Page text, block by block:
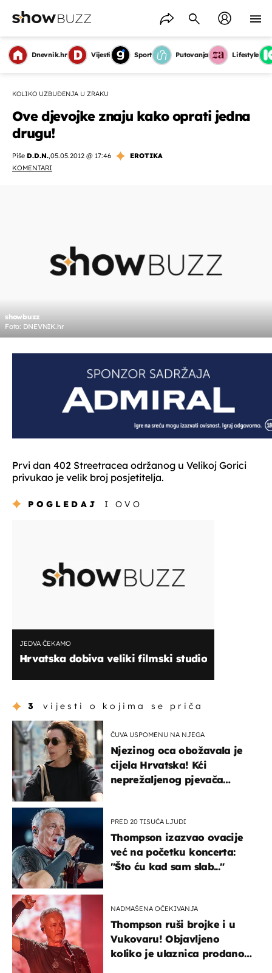
Dnevnik.hr Vijesti Sport Putovanja Lifestyle
KOLIKO UZBUĐENJA U ZRAKU
Ove djevojke znaju kako oprati jedna
drugu!
Piše D.D.N.,05.05.2012 @ 17:46
EROTIKA
KOMENTARI
showbuzz
Foto: DNEVNIK.hr
Prvi dan 402 Streetracea održanog u Velikoj Gorici
privukao je velik broj posjetitelja.
POGLEDAJ I OVO
JEDVA ČEKAMO
Hrvatska dobiva veliki filmski studio
3 vijesti o kojima se priča
ČUVA USPOMENU NA NJEGA
Njezinog oca obožavala je
cijela Hrvatska! Kći
neprežaljenog pjevača
PRED 20 TISUĆA LJUDI
Thompson izazvao ovacije
već na početku koncerta:
"Što ću kad sam slab..."
NADMAŠENA OČEKIVANJA
Thompson ruši brojke i u
Vukovaru! Objavljeno
koliko je ulaznica prodano